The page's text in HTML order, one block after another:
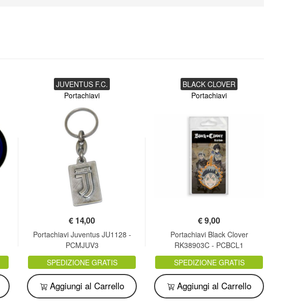
JUVENTUS F.C.
Portachiavi
€ 14,00
Portachiavi Juventus JU1128 -
PCMJUV3
SPEDIZIONE GRATIS
Aggiungi al Carrello
BLACK CLOVER
Portachiavi
€9,00
Portachiavi Black Clover
RK38903C - PCBCL1
SPEDIZIONE GRATIS
Aggiungi al Carrello